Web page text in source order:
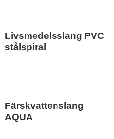
Livsmedelsslang PVC
stålspiral
Färskvattenslang
AQUA